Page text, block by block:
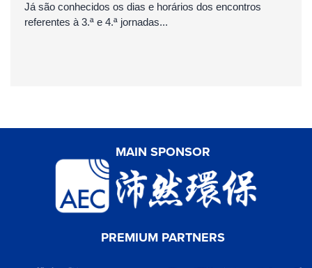
Já são conhecidos os dias e horários dos encontros
referentes à 3.ª e 4.ª jornadas...
MAIN SPONSOR
PREMIUM PARTNERS